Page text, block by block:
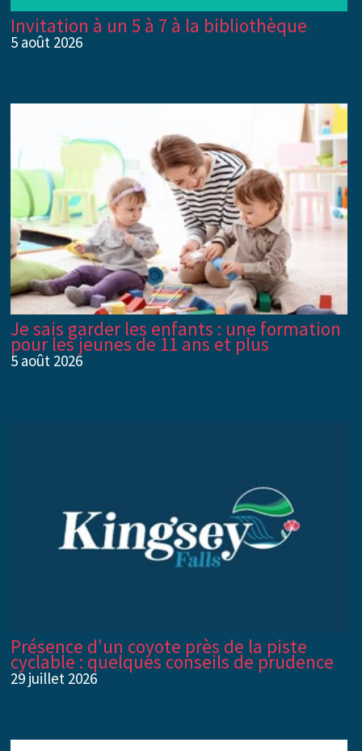
Invitation à un 5 à 7 à la bibliothèque
5 août 2026
Je sais garder les enfants : une formation
pour les jeunes de 11 ans et plus
5 août 2026
Présence d'un coyote près de la piste
cyclable : quelques conseils de prudence
29 juillet 2026